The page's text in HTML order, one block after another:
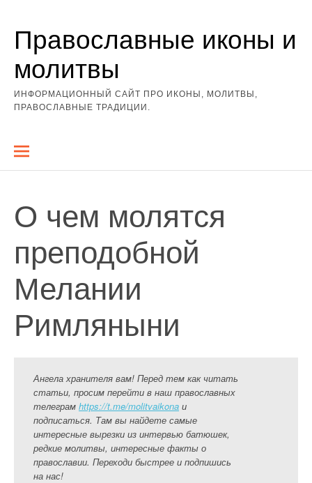
содержимому
Православные иконы и
молитвы
ИНФОРМАЦИОННЫЙ САЙТ ПРО ИКОНЫ, МОЛИТВЫ,
ПРАВОСЛАВНЫЕ ТРАДИЦИИ.
О чем молятся
преподобной
Мелании
Римляныни
Ангела хранителя вам! Перед тем как читать
статьи, просим перейти в наш православных
телеграм https://t.me/molitvaikona и
подписаться. Там вы найдете самые
интересные вырезки из интервью батюшек,
редкие молитвы, интересные факты о
православии. Переходи быстрее и подпишись
на нас!